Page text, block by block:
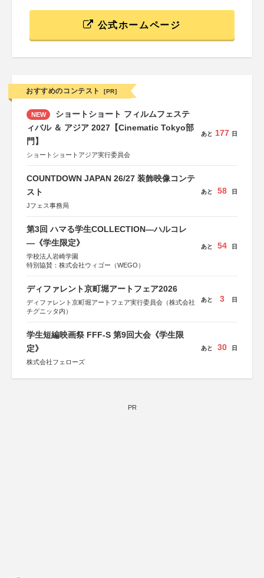
公式ホームページ
おすすめのコンテスト [PR]
NEW
ショートショート フィルムフェステ
ィバル ＆ アジア 2027【Cinematic Tokyo部
門】
ショートショートアジア実行委員会
あと 177 日
COUNTDOWN JAPAN 26/27 装飾映像コンテ
スト
Jフェス事務局
あと 58 日
第3回 ハマる学生COLLECTION―ハルコレ
―《学生限定》
学校法人岩崎学園
特別協賛：株式会社ウィゴー（WEGO）
あと 54 日
ディファレント京町堀アートフェア2026
ディファレント京町堀アートフェア実行委員会（株式会社
チグニッタ内）
あと 3 日
学生短編映画祭 FFF-S 第9回大会《学生限
定》
株式会社フェローズ
あと 30 日
PR